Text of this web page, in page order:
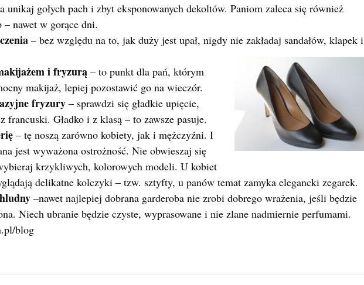
unikaj gołych pach i zbyt eksponowanych dekoltów. Paniom zaleca się również
– nawet w gorące dni.
– bez względu na to, jak duży jest upał, nigdy nie zakładaj sandałów, klapek i
i fryzurą – to punkt dla pań, którym
makijaż, lepiej pozostawić go na wieczór.
fryzury – sprawdzi się gładkie upięcie,
francuski. Gładko i z klasą – to zawsze pasuje.
– tę noszą zarówno kobiety, jak i mężczyźni. I
jest wyważona ostrożność. Nie obwieszaj się
krzykliwych, kolorowych modeli. U kobiet
delikatne kolczyki – tzw. sztyfty, u panów temat zamyka elegancki zegarek.
–nawet najlepiej dobrana garderoba nie zrobi dobrego wrażenia, jeśli będzie
Niech ubranie będzie czyste, wyprasowane i nie zlane nadmiernie perfumami.
blog